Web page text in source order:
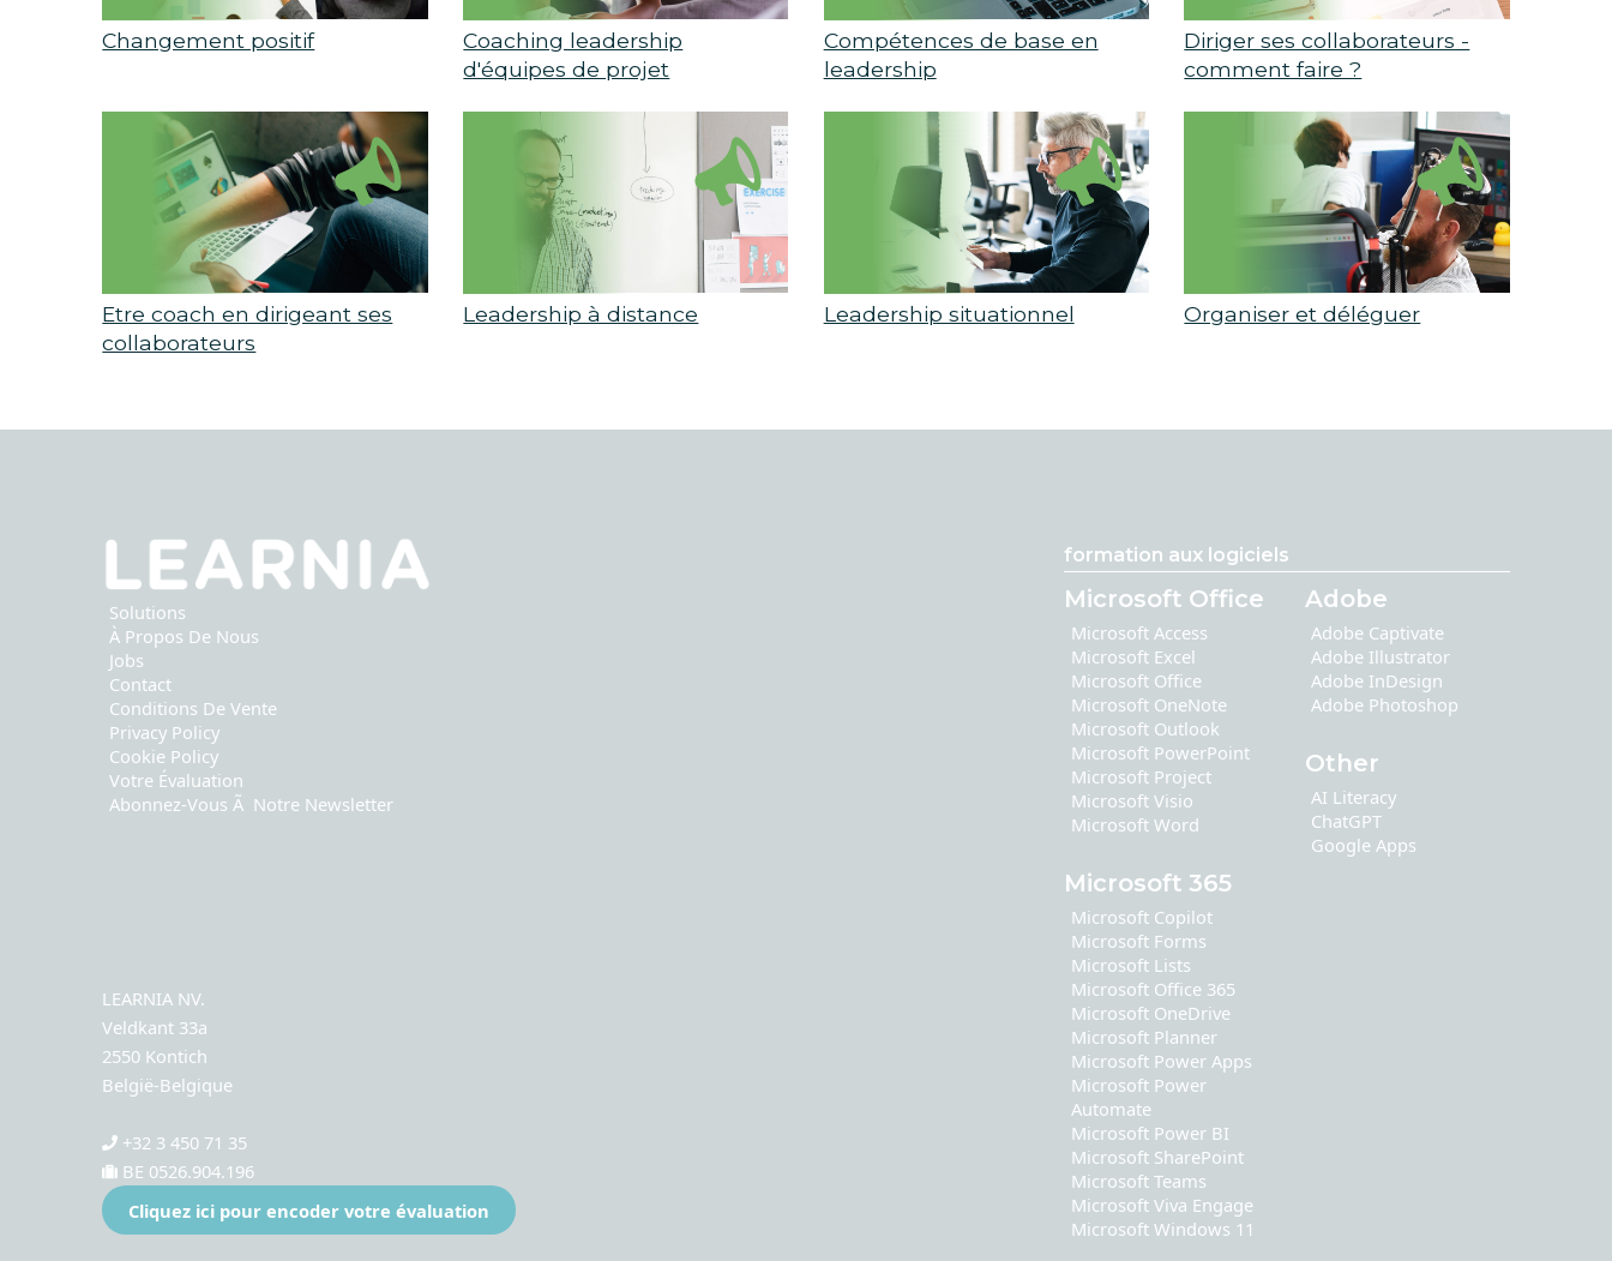
Changement positif
Coaching leadership
d'équipes de projet
Compétences de base en
leadership
Diriger ses collaborateurs -
comment faire ?
Etre coach en dirigeant ses
collaborateurs
Leadership à distance Leadership situationnel Organiser et déléguer
Solutions
À Propos De Nous
Jobs
Contact
Conditions De Vente
Privacy Policy
Cookie Policy
Votre Évaluation
Abonnez-Vous Ã Notre Newsletter
LEARNIA NV.
Veldkant 33a
2550 Kontich
België-Belgique
+32 3 450 71 35
BE 0526.904.196
Cliquez ici pour encoder votre évaluation
formation aux logiciels
Microsoft Office
Microsoft Access
Microsoft Excel
Microsoft Office
Microsoft OneNote
Microsoft Outlook
Microsoft PowerPoint
Microsoft Project
Microsoft Visio
Microsoft Word
Microsoft 365
Microsoft Copilot
Microsoft Forms
Microsoft Lists
Microsoft Office 365
Microsoft OneDrive
Microsoft Planner
Microsoft Power Apps
Microsoft Power
Automate
Microsoft Power BI
Microsoft SharePoint
Microsoft Teams
Microsoft Viva Engage
Microsoft Windows 11
Adobe
Adobe Captivate
Adobe Illustrator
Adobe InDesign
Adobe Photoshop
Other
AI Literacy
ChatGPT
Google Apps